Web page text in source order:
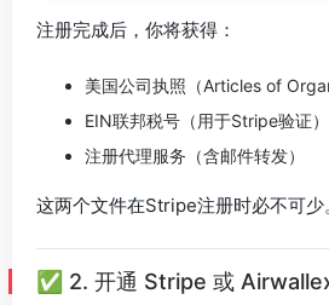
注册完成后，你将获得：
美国公司执照（Articles of
EIN联邦税号（用于Stripe验证）
注册代理服务（含邮件转发）
这两个文件在Stripe注册时必不可少
✅ 2. 开通 Stripe 或